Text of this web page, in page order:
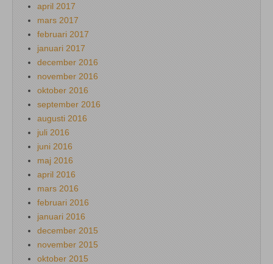
april 2017
mars 2017
februari 2017
januari 2017
december 2016
november 2016
oktober 2016
september 2016
augusti 2016
juli 2016
juni 2016
maj 2016
april 2016
mars 2016
februari 2016
januari 2016
december 2015
november 2015
oktober 2015